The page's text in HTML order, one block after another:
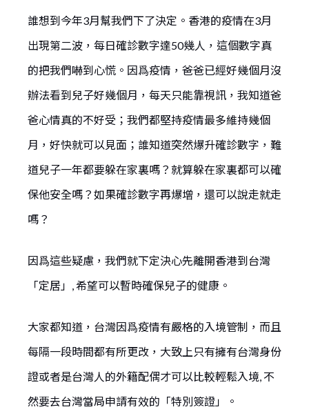
誰想到今年3月幫我們下了決定。香港的疫情在3月
出現第二波，每日確診數字達50幾人，這個數字真
的把我們嚇到心慌。因爲疫情，爸爸已經好幾個月沒
辦法看到兒子好幾個月，每天只能靠視訊，我知道爸
爸心情真的不好受；我們都堅持疫情最多維持幾個
月，好快就可以見面；誰知道突然爆升確診數字，難
道兒子一年都要躲在家裏嗎？就算躲在家裏都可以確
保他安全嗎？如果確診數字再爆增，還可以說走就走
嗎？
因爲這些疑慮，我們就下定決心先離開香港到台灣
「定居」, 希望可以暫時確保兒子的健康。
大家都知道，台灣因爲疫情有嚴格的入境管制，而且
每隔一段時間都有所更改，大致上只有擁有台灣身份
證或者是台灣人的外籍配偶才可以比較輕鬆入境, 不
然要去台灣當局申請有效的「特別簽證」。